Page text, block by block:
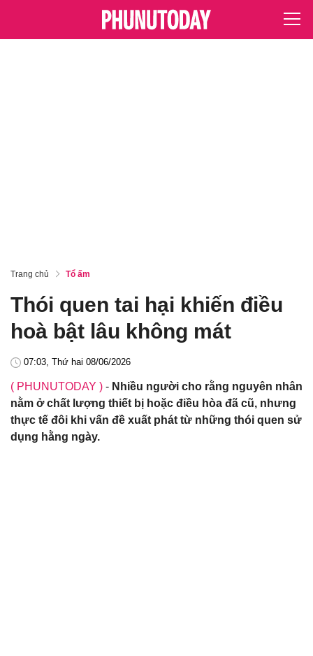
Trang chủ Tổ ấm
Thói quen tai hại khiến điều
hoà bật lâu không mát
07:03, Thứ hai 08/06/2026
( PHUNUTODAY ) - Nhiều người cho rằng nguyên nhân
nằm ở chất lượng thiết bị hoặc điều hòa đã cũ, nhưng
thực tế đôi khi vấn đề xuất phát từ những thói quen sử
dụng hằng ngày.